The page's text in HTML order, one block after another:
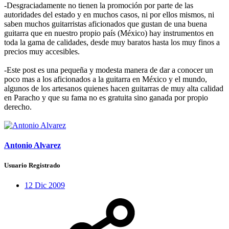
-Desgraciadamente no tienen la promoción por parte de las
autoridades del estado y en muchos casos, ni por ellos mismos, ni
saben muchos guitarristas aficionados que gustan de una buena
guitarra que en nuestro propio país (México) hay instrumentos en
toda la gama de calidades, desde muy baratos hasta los muy finos a
precios muy accesibles.
-Este post es una pequeña y modesta manera de dar a conocer un
poco mas a los aficionados a la guitarra en México y el mundo,
algunos de los artesanos quienes hacen guitarras de muy alta calidad
en Paracho y que su fama no es gratuita sino ganada por propio
derecho.
Antonio Alvarez
Usuario Registrado
12 Dic 2009